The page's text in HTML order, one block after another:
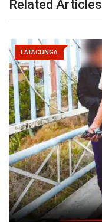
Related Articles
LATACUNGA